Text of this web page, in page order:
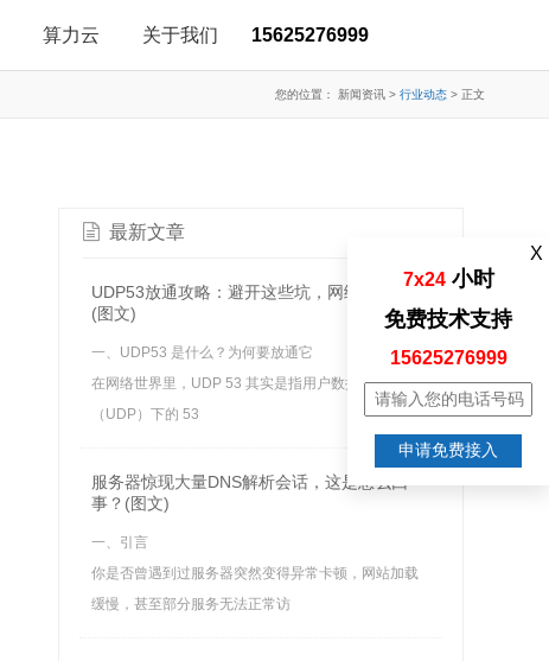
15625276999
算力云 关于我们
您的位置：新闻资讯 >行业动态 >正文
最新文章
UDP53放通攻略：避开这些坑，网络畅通无阻
(图文)
一、UDP53 是什么？为何要放通它
在网络世界里，UDP 53 其实是指用户数据报协议
（UDP）下的 53
服务器惊现大量DNS解析会话，这是怎么回
事？(图文)
一、引言
你是否曾遇到过服务器突然变得异常卡顿，网站加载
缓慢，甚至部分服务无法正常访
X
7x24小时
免费技术支持
15625276999
申请免费接入